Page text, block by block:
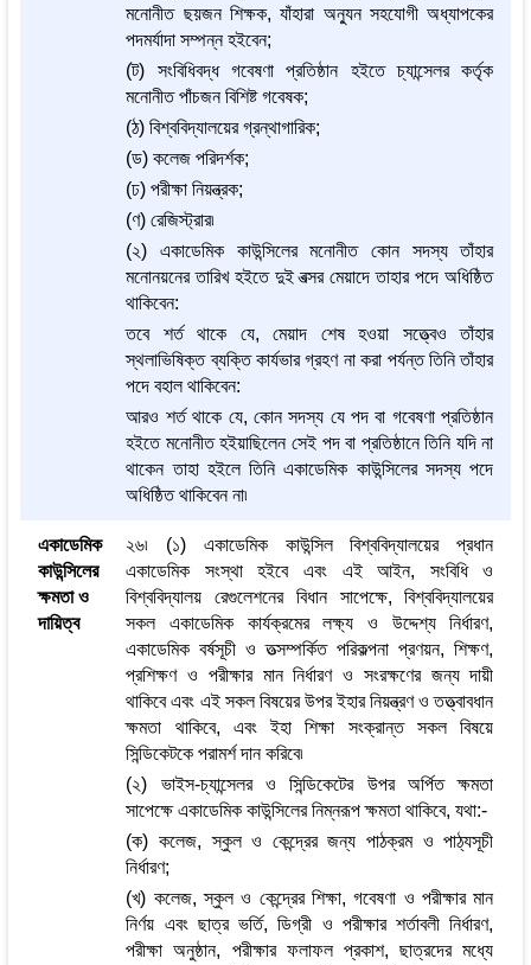
মনোনীত ছয়জন শিক্ষক, যাঁহারা অন্যুন সহযোগী অধ্যাপকের
পদমর্যাদা সম্পন্ন হইবেন;
(ট) সংবিধিবদ্ধ গবেষণা প্রতিষ্ঠান হইতে চ্যান্সেলর কর্তৃক
মনোনীত পাঁচজন বিশিষ্ট গবেষক;
(ঠ) বিশ্ববিদ্যালয়ের গ্রন্থাগারিক;
(ড) কলেজ পরিদর্শক;
(ঢ) পরীক্ষা নিয়ন্ত্রক;
(ণ) রেজিস্ট্রার৷
(২) একাডেমিক কাউন্সিলের মনোনীত কোন সদস্য তাঁহার
মনোনয়নের তারিখ হইতে দুই বত্সর মেয়াদে তাহার পদে অধিষ্ঠিত
থাকিবেন:
তবে শর্ত থাকে যে, মেয়াদ শেষ হওয়া সত্ত্বেও তাঁহার
স্থলাভিষিক্ত ব্যক্তি কার্যভার গ্রহণ না করা পর্যন্ত তিনি তাঁহার
পদে বহাল থাকিবেন:
আরও শর্ত থাকে যে, কোন সদস্য যে পদ বা গবেষণা প্রতিষ্ঠান
হইতে মনোনীত হইয়াছিলেন সেই পদ বা প্রতিষ্ঠানে তিনি যদি না
থাকেন তাহা হইলে তিনি একাডেমিক কাউন্সিলের সদস্য পদে
অধিষ্ঠিত থাকিবেন না৷
একাডেমিক
কাউন্সিলের
ক্ষমতা ও
দায়িত্ব
২৬৷ (১) একাডেমিক কাউন্সিল বিশ্ববিদ্যালয়ের প্রধান
একাডেমিক সংস্থা হইবে এবং এই আইন, সংবিধি ও
বিশ্ববিদ্যালয় রেগুলেশনের বিধান সাপেক্ষে, বিশ্ববিদ্যালয়ের
সকল একাডেমিক কার্যক্রমের লক্ষ্য ও উদ্দেশ্য নির্ধারণ,
একাডেমিক বর্ষসূচী ও তত্সম্পর্কিত পরিকল্পনা প্রণয়ন, শিক্ষণ,
প্রশিক্ষণ ও পরীক্ষার মান নির্ধারণ ও সংরক্ষণের জন্য দায়ী
থাকিবে এবং এই সকল বিষয়ের উপর ইহার নিয়ন্ত্রণ ও তত্ত্বাবধান
ক্ষমতা থাকিবে, এবং ইহা শিক্ষা সংক্রান্ত সকল বিষয়ে
সিন্ডিকেটকে পরামর্শ দান করিবে৷
(২) ভাইস-চ্যান্সেলর ও সিন্ডিকেটের উপর অর্পিত ক্ষমতা
সাপেক্ষে একাডেমিক কাউন্সিলের নিম্নরূপ ক্ষমতা থাকিবে, যথা:-
(ক) কলেজ, স্কুল ও কেন্দ্রের জন্য পাঠক্রম ও পাঠ্যসূচী
নির্ধারণ;
(খ) কলেজ, স্কুল ও কেন্দ্রের শিক্ষা, গবেষণা ও পরীক্ষার মান
নির্ণয় এবং ছাত্র ভর্তি, ডিগ্রী ও পরীক্ষার শর্তাবলী নির্ধারণ,
পরীক্ষা অনুষ্ঠান, পরীক্ষার ফলাফল প্রকাশ, ছাত্রদের মধ্যে